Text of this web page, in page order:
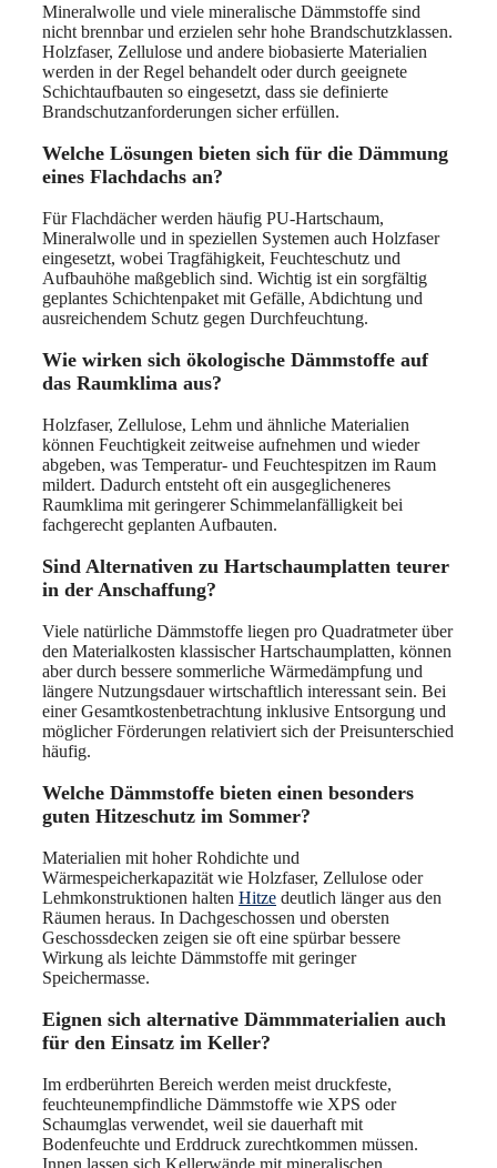
Mineralwolle und viele mineralische Dämmstoffe sind
nicht brennbar und erzielen sehr hohe Brandschutzklassen.
Holzfaser, Zellulose und andere biobasierte Materialien
werden in der Regel behandelt oder durch geeignete
Schichtaufbauten so eingesetzt, dass sie definierte
Brandschutzanforderungen sicher erfüllen.
Welche Lösungen bieten sich für die Dämmung
eines Flachdachs an?
Für Flachdächer werden häufig PU-Hartschaum,
Mineralwolle und in speziellen Systemen auch Holzfaser
eingesetzt, wobei Tragfähigkeit, Feuchteschutz und
Aufbauhöhe maßgeblich sind. Wichtig ist ein sorgfältig
geplantes Schichtenpaket mit Gefälle, Abdichtung und
ausreichendem Schutz gegen Durchfeuchtung.
Wie wirken sich ökologische Dämmstoffe auf
das Raumklima aus?
Holzfaser, Zellulose, Lehm und ähnliche Materialien
können Feuchtigkeit zeitweise aufnehmen und wieder
abgeben, was Temperatur- und Feuchtespitzen im Raum
mildert. Dadurch entsteht oft ein ausgeglicheneres
Raumklima mit geringerer Schimmelanfälligkeit bei
fachgerecht geplanten Aufbauten.
Sind Alternativen zu Hartschaumplatten teurer
in der Anschaffung?
Viele natürliche Dämmstoffe liegen pro Quadratmeter über
den Materialkosten klassischer Hartschaumplatten, können
aber durch bessere sommerliche Wärmedämpfung und
längere Nutzungsdauer wirtschaftlich interessant sein. Bei
einer Gesamtkostenbetrachtung inklusive Entsorgung und
möglicher Förderungen relativiert sich der Preisunterschied
häufig.
Welche Dämmstoffe bieten einen besonders
guten Hitzeschutz im Sommer?
Materialien mit hoher Rohdichte und
Wärmespeicherkapazität wie Holzfaser, Zellulose oder
Lehmkonstruktionen halten Hitze deutlich länger aus den
Räumen heraus. In Dachgeschossen und obersten
Geschossdecken zeigen sie oft eine spürbar bessere
Wirkung als leichte Dämmstoffe mit geringer
Speichermasse.
Eignen sich alternative Dämmmaterialien auch
für den Einsatz im Keller?
Im erdberührten Bereich werden meist druckfeste,
feuchteunempfindliche Dämmstoffe wie XPS oder
Schaumglas verwendet, weil sie dauerhaft mit
Bodenfeuchte und Erddruck zurechtkommen müssen.
Innen lassen sich Kellerwände mit mineralischen